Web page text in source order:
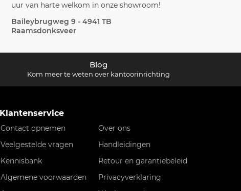
uur van harte welkom in onze showroom!
Baileybrugweg 9 - 4941 TB
Raamsdonksveer
Blog
Kom meer te weten over kantoorinrichting
Klantenservice
Contact opnemen
Over ons
Veelgestelde vragen
Handleidingen
Kennisbank
Retour en garantiebeleid
Algemene voorwaarden
Privacyverklaring